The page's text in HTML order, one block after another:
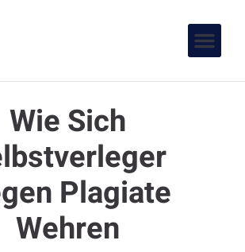
Wie Sich
Plagiate
Wehren